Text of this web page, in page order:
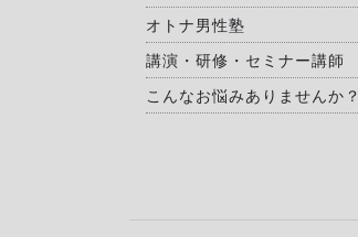
オトナ男性塾
講演・研修・セミナー講師
こんなお悩みありませんか？